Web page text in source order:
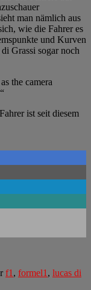
man nämlich aus
wie die Fahrer es
und Kurven
Grassi sogar noch
the camera
ist seit diesem
f1 , formel1 , lucas di